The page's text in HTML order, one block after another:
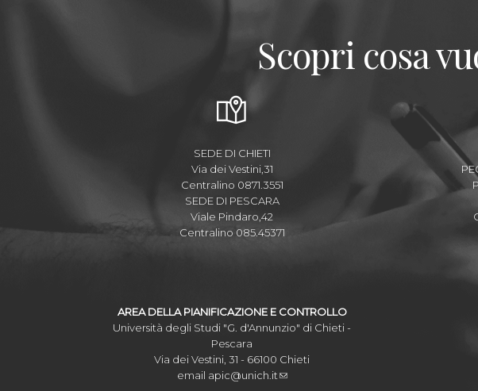
Scopri cosa
SEDE DI CHIETI
Via dei Vestini,31
Centralino 0871.3551
SEDE DI PESCARA
Viale Pindaro,42
Centralino 085.45371
AREA DELLA PIANIFICAZIONE E CONTROLLO
Università degli Studi "G. d'Annunzio" di Chieti -
Pescara
Via dei Vestini, 31 - 66100 Chieti
email apic@unich.it